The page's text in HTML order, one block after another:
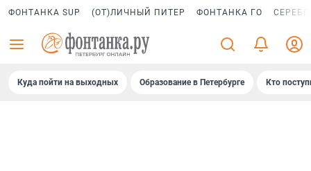
ФОНТАНКА SUP (ОТ)ЛИЧНЫЙ ПИТЕР ФОНТАНКА ГО
Куда пойти на выходных Образование в Петербурге Кто